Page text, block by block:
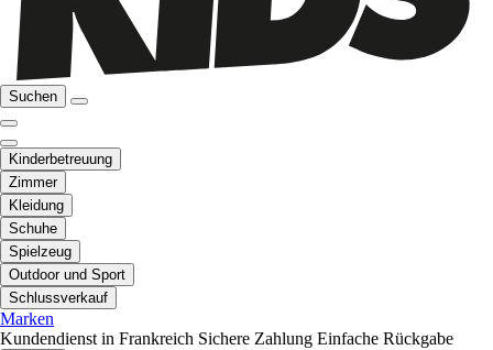
Suchen
Kinderbetreuung
Zimmer
Kleidung
Schuhe
Spielzeug
Outdoor und Sport
Schlussverkauf
Marken
Kundendienst in Frankreich Sichere Zahlung Einfache Rückgabe